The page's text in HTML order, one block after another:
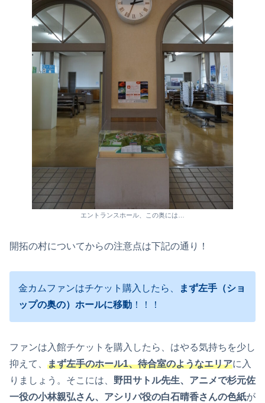
エントランスホール、この奥には…
開拓の村についてからの注意点は下記の通り！
金カムファンはチケット購入したら、
まず左手（ショ
ップの奥の）ホールに移動 ！！！
ファンは入館チケットを購入したら、はやる気持ちを少し
抑えて、 まず左手のホール1、待合室のようなエリアに入
りましょう。そこには、 野田サトル先生、アニメで杉元佐
一役の小林親弘さん、アシリパ役の白石晴香さんの色紙が